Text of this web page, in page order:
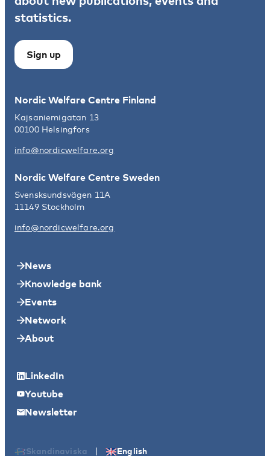
statistics.
Sign up
Nordic Welfare Centre Finland
Kajsaniemigatan 13
00100 Helsingfors
info@nordicwelfare.org
Nordic Welfare Centre Sweden
Svensksundsvägen 11A
11149 Stockholm
info@nordicwelfare.org
News
Knowledge bank
Events
Network
About
LinkedIn
Youtube
Newsletter
Skandinaviska | English